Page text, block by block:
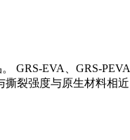
GRS-EVA、GRS-
裂强度与原生材料相